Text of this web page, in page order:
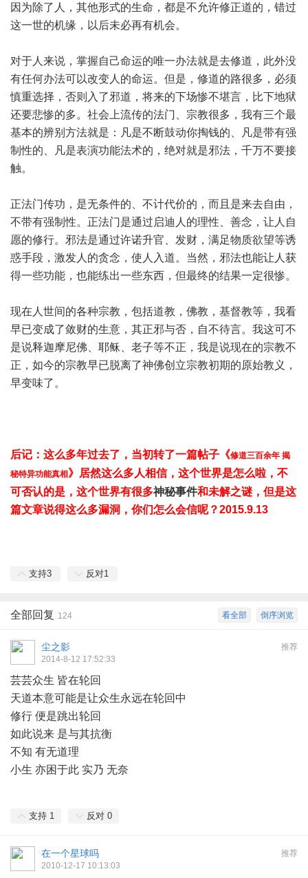
因为除了人，其他形式的生命，都是不允许修正道的，错过
这一世的机缘，以后未必再有机会。
对于人来说，掌握自己命运的唯一办法就是去修道，此外没
有任何办法可以改变人的命运。但是，修道的路很多，必须
慎重选择，否则入了邪道，将来的下场惨不堪言，比下地狱
还要悲惨的多。社会上流传的法门、宗教很多，我有三个最
基本的辨别方法就是：凡是不断鼓动你掏钱的、凡是带有强
制性的、凡是表演功能法术的，绝对就是邪法，千万不要接
触。
正法门传功，是无条件的、不计代价的，而且是来去自由，
不带有强制性。正法门是通过启迪人的理性、善念，让人自
愿的修行。邪法是通过许诺升官、发财，满足物质欲望等诱
惑手段，激发人的贪念，使人入道。当然，邪法也能让人获
得一些功能，也能练出一些东西，但最终的结果一定很惨。
现在人世间的各种宗教，包括道教，佛教，基督教等，我看
早已变成了敛财的生意，其正邪与否，自不待言。我这可不
是说释迦摩尼佛、耶稣、老子等不正，我是说现在的宗教不
正，如今的宗教早已脱离了神佛创立宗教初期的原始教义，
早变味了。
后记：这么多年过去了，当初转了一篇帖子《修道三百余年 揭
秘特异功能真相 》居然这么多人相信，这个世界是怎么啦，不
可否认的是，这个世界有很多神秘事件和未解之谜，但是这
篇文章说得这么多漏洞，你们怎么会信呢？2015.9.13
支持3 反对1
倒序浏览
看全部
全部回复 124
推荐
尘之影
2014-8-12 17:52:33
芸芸众生 皆在轮回
天道本意可能是让众生永远在轮回中
修行 便是跳出轮回
如此说来 是与其抗衡
不知 有无道理
小生 亦困于此 实乃 无奈
支持 1 反对 0
推荐
在一个星球吗
2010-12-17 10:13:03